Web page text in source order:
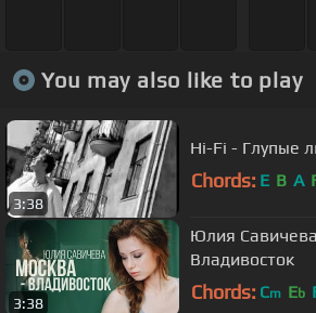
You may also like to play
3:38
Hi-Fi - Глупые
Chords: E B A
3:38
Юлия
Владивосток
Chords: Cm Eb